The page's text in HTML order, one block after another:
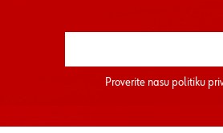
Proverite nasu politiku